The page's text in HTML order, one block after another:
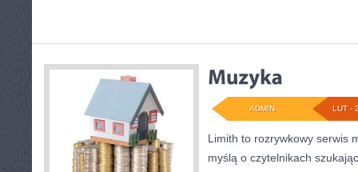
LUT -
ADMIN
Limith to rozrywkowy serwis
myślą o czytelnikach